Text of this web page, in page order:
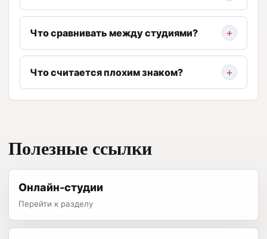
Что сравнивать между студиями?
Что считается плохим знаком?
Полезные ссылки
Онлайн-студии
Перейти к разделу